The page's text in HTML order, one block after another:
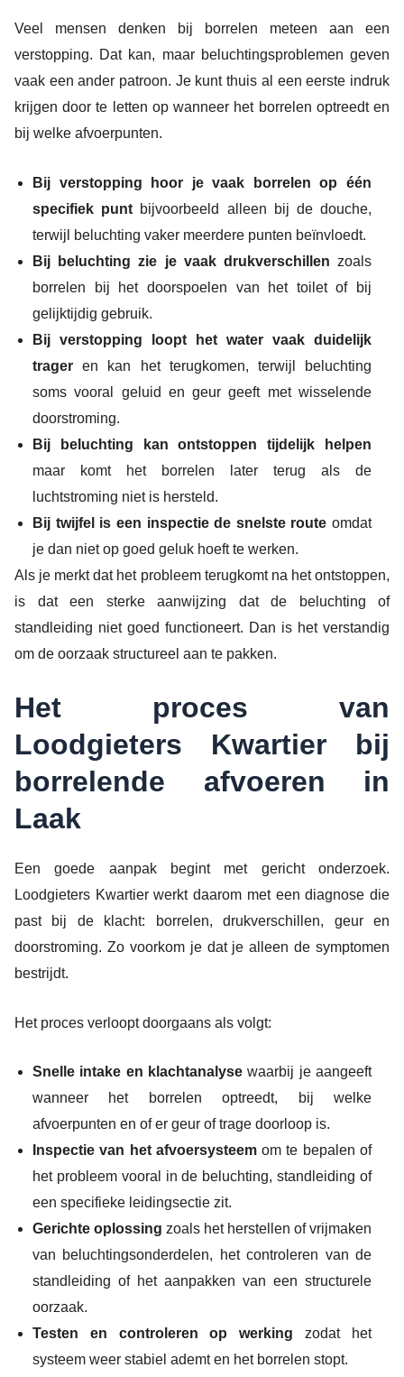
Veel mensen denken bij borrelen meteen aan een
verstopping. Dat kan, maar beluchtingsproblemen geven
vaak een ander patroon. Je kunt thuis al een eerste indruk
krijgen door te letten op wanneer het borrelen optreedt en
bij welke afvoerpunten.
Bij verstopping hoor je vaak borrelen op één
specifiek punt bijvoorbeeld alleen bij de douche,
terwijl beluchting vaker meerdere punten beïnvloedt.
Bij beluchting zie je vaak drukverschillen zoals
borrelen bij het doorspoelen van het toilet of bij
gelijktijdig gebruik.
Bij verstopping loopt het water vaak duidelijk
trager en kan het terugkomen, terwijl beluchting
soms vooral geluid en geur geeft met wisselende
doorstroming.
Bij beluchting kan ontstoppen tijdelijk helpen
maar komt het borrelen later terug als de
luchtstroming niet is hersteld.
Bij twijfel is een inspectie de snelste route omdat
je dan niet op goed geluk hoeft te werken.
Als je merkt dat het probleem terugkomt na het ontstoppen,
is dat een sterke aanwijzing dat de beluchting of
standleiding niet goed functioneert. Dan is het verstandig
om de oorzaak structureel aan te pakken.
Het proces van
Loodgieters Kwartier bij
borrelende afvoeren in
Laak
Een goede aanpak begint met gericht onderzoek.
Loodgieters Kwartier werkt daarom met een diagnose die
past bij de klacht: borrelen, drukverschillen, geur en
doorstroming. Zo voorkom je dat je alleen de symptomen
bestrijdt.
Het proces verloopt doorgaans als volgt:
Snelle intake en klachtanalyse waarbij je aangeeft
wanneer het borrelen optreedt, bij welke
afvoerpunten en of er geur of trage doorloop is.
Inspectie van het afvoersysteemom te bepalen of
het probleem vooral in de beluchting, standleiding of
een specifieke leidingsectie zit.
Gerichte oplossing zoals het herstellen of vrijmaken
van beluchtingsonderdelen, het controleren van de
standleiding of het aanpakken van een structurele
oorzaak.
Testen en controleren op werking zodat het
systeem weer stabiel ademt en het borrelen stopt.